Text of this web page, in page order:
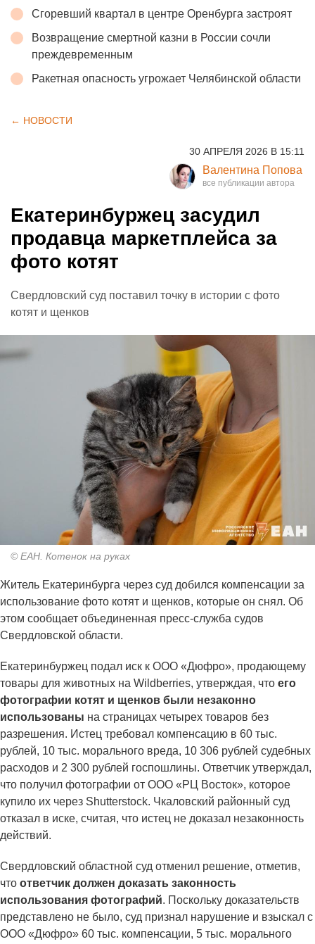
Сгоревший квартал в центре Оренбурга застроят
Возвращение смертной казни в России сочли
преждевременным
Ракетная опасность угрожает Челябинской области
← НОВОСТИ
30 АПРЕЛЯ 2026 В 15:11
Валентина Попова
Екатеринбуржец засудил
продавца маркетплейса за
фото котят
Свердловский суд поставил точку в истории с фото
котят и щенков
© ЕАН. Котенок на руках
Житель Екатеринбурга через суд добился компенсации за
использование фото котят и щенков, которые он снял. Об
этом сообщает объединенная пресс-служба судов
Свердловской области.
Екатеринбуржец подал иск к ООО «Дюфро», продающему
товары для животных на Wildberries, утверждая, что его
фотографии котят и щенков были незаконно
использованы на страницах четырех товаров без
разрешения. Истец требовал компенсацию в 60 тыс.
рублей, 10 тыс. морального вреда, 10 306 рублей судебных
расходов и 2 300 рублей госпошлины. Ответчик утверждал,
что получил фотографии от ООО «РЦ Восток», которое
купило их через Shutterstock. Чкаловский районный суд
отказал в иске, считая, что истец не доказал незаконность
действий.
Свердловский областной суд отменил решение, отметив,
что ответчик должен доказать законность
использования фотографий. Поскольку доказательств
представлено не было, суд признал нарушение и взыскал с
ООО «Дюфро» 60 тыс. компенсации, 5 тыс. морального